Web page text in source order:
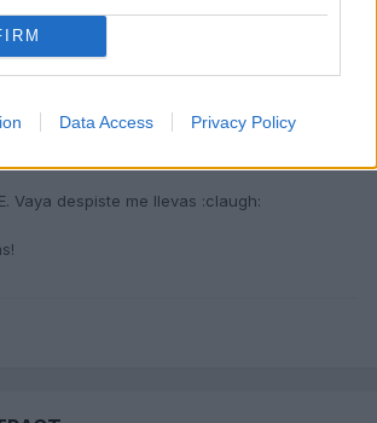
Data Access Privacy Policy
traseros
tengo y seme hace muy raro
Vaya despiste me llevas :claugh: